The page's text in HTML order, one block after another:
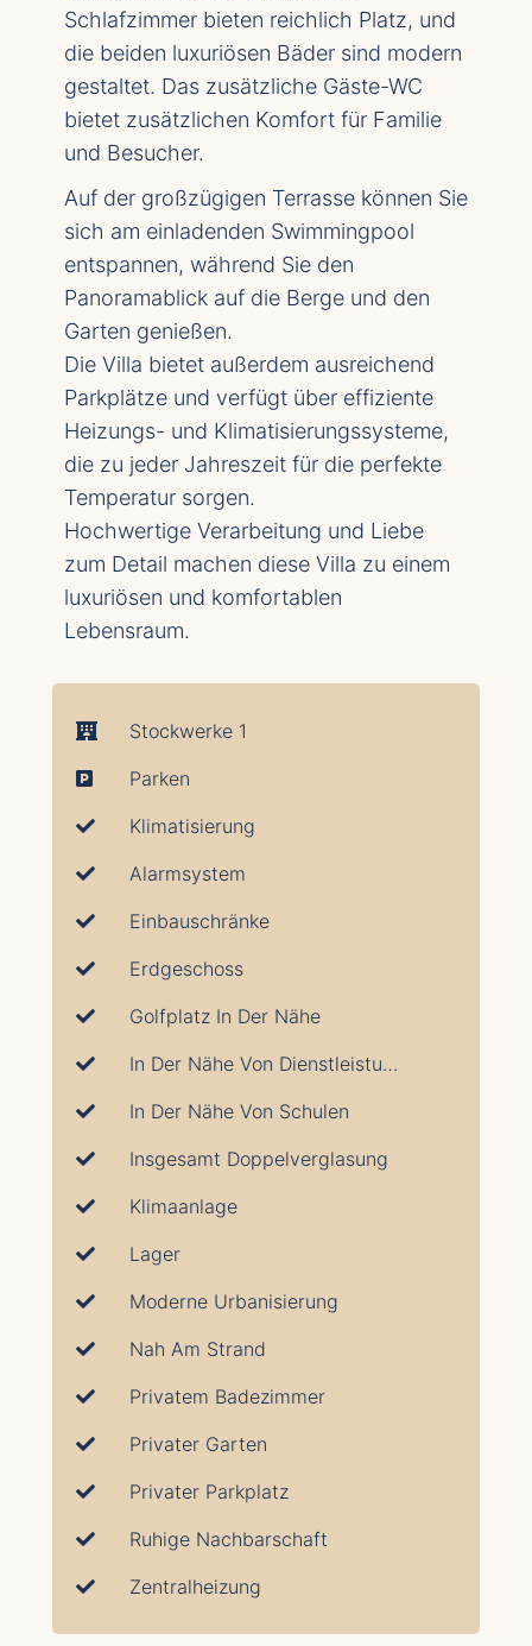
Schlafzimmer bieten reichlich Platz, und
die beiden luxuriösen Bäder sind modern
gestaltet. Das zusätzliche Gäste-WC
bietet zusätzlichen Komfort für Familie
und Besucher.
Auf der großzügigen Terrasse können Sie
sich am einladenden Swimmingpool
entspannen, während Sie den
Panoramablick auf die Berge und den
Garten genießen.
Die Villa bietet außerdem ausreichend
Parkplätze und verfügt über effiziente
Heizungs- und Klimatisierungssysteme,
die zu jeder Jahreszeit für die perfekte
Temperatur sorgen.
Hochwertige Verarbeitung und Liebe
zum Detail machen diese Villa zu einem
luxuriösen und komfortablen
Lebensraum.
Stockwerke 1
Parken
Klimatisierung
Alarmsystem
Einbauschränke
Erdgeschoss
Golfplatz In Der Nähe
In Der Nähe Von Dienstleistungen
In Der Nähe Von Schulen
Insgesamt Doppelverglasung
Klimaanlage
Lager
Moderne Urbanisierung
Nah Am Strand
Privatem Badezimmer
Privater Garten
Privater Parkplatz
Ruhige Nachbarschaft
Zentralheizung